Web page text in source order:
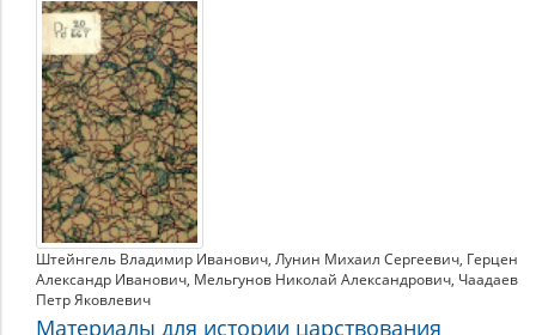
Штейнгель Владимир Иванович, Лунин Михаил Сергеевич, Герцен
Александр Иванович, Мельгунов Николай Александрович, Чаадаев
Петр Яковлевич
Материалы для истории царствования